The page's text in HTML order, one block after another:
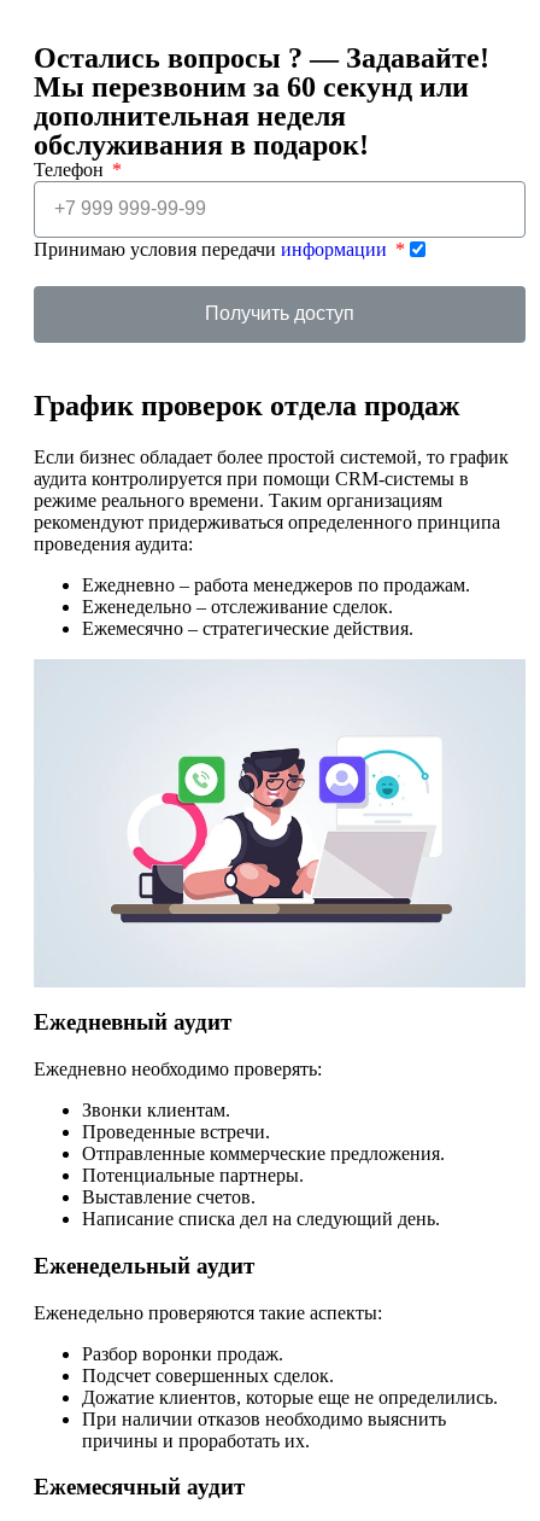
Остались вопросы ? — Задавайте!
Мы перезвоним за 60 секунд или
дополнительная неделя
обслуживания в подарок!
Телефон
Принимаю условия передачи информации
Получить доступ
График проверок отдела продаж
Если бизнес обладает более простой системой, то график
аудита контролируется при помощи CRM-системы в
режиме реального времени. Таким организациям
рекомендуют придерживаться определенного принципа
проведения аудита:
Ежедневно – работа менеджеров по продажам.
Еженедельно – отслеживание сделок.
Ежемесячно – стратегические действия.
Ежедневный аудит
Ежедневно необходимо проверять:
Звонки клиентам.
Проведенные встречи.
Отправленные коммерческие предложения.
Потенциальные партнеры.
Выставление счетов.
Написание списка дел на следующий день.
Еженедельный аудит
Еженедельно проверяются такие аспекты:
Разбор воронки продаж.
Подсчет совершенных сделок.
Дожатие клиентов, которые еще не определились.
При наличии отказов необходимо выяснить
причины и проработать их.
Ежемесячный аудит